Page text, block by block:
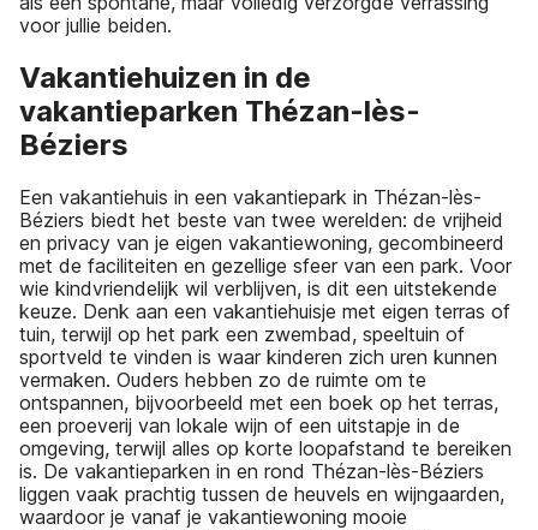
voor jullie beiden.
Vakantiehuizen in de
vakantieparken Thézan-lès-
Béziers
Een vakantiehuis in een vakantiepark in Thézan-lès-
Béziers biedt het beste van twee werelden: de vrijheid
en privacy van je eigen vakantiewoning, gecombineerd
met de faciliteiten en gezellige sfeer van een park. Voor
wie kindvriendelijk wil verblijven, is dit een uitstekende
keuze. Denk aan een vakantiehuisje met eigen terras of
tuin, terwijl op het park een zwembad, speeltuin of
sportveld te vinden is waar kinderen zich uren kunnen
vermaken. Ouders hebben zo de ruimte om te
ontspannen, bijvoorbeeld met een boek op het terras,
een proeverij van lokale wijn of een uitstapje in de
omgeving, terwijl alles op korte loopafstand te bereiken
is. De vakantieparken in en rond Thézan-lès-Béziers
liggen vaak prachtig tussen de heuvels en wijngaarden,
waardoor je vanaf je vakantiewoning mooie